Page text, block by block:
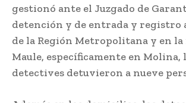
gestionó ante el Juzgado de
detención y de entrada y registro
de la Región Metropolitana y en
Maule, específicamente en Molina,
detectives detuvieron a nueve